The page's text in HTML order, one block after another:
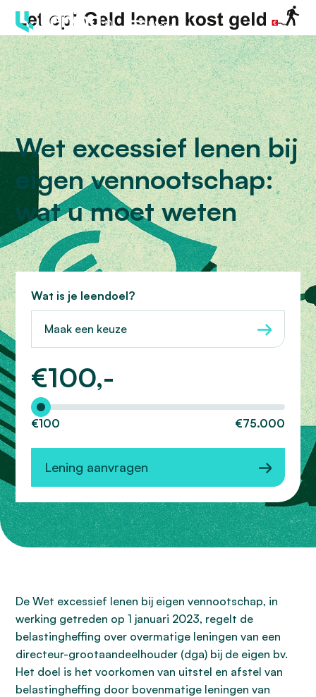
Menu
Wet excessief lenen bij
eigen vennootschap:
wat u moet weten
Wat is je leendoel?
Maak een keuze
€100,-
Hoeveel wilt u lenen?
€100 €75.000
Lening aanvragen
De Wet excessief lenen bij eigen vennootschap, in
werking getreden op 1 januari 2023, regelt de
belastingheffing over overmatige leningen van een
directeur-grootaandeelhouder (dga) bij de eigen bv.
Het doel is het voorkomen van uitstel en afstel van
belastingheffing door bovenmatige leningen van